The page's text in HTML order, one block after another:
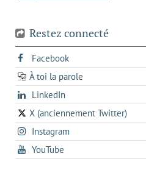
Restez connecté
Facebooks'ouvre
dans
un
onglet
À toi la parole
opens
in
a
new
tab
LinkedInopens
in
a
new
X (anciennement Twitter)
s'ouvre
dans
un
nouvel
Instagrams'ouvre
dans
un
YouTube
dans